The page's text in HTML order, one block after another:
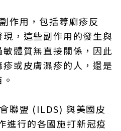
作用，包括蕁麻疹反
，這些副作用的發生與
體質無直接關係，因此
或皮膚濕疹的人，還是
聯盟 (ILDS) 與美國皮
進行的各國施打新冠疫